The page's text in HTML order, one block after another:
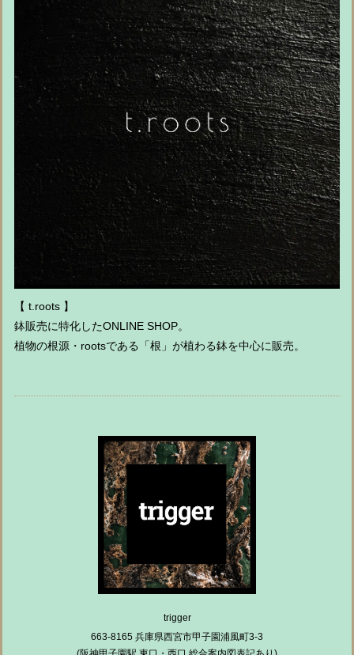
【 t.roots 】
鉢販売に特化したONLINE SHOP。
植物の根源・rootsである「根」が植わる鉢を中心に販売。
trigger
663-8165 兵庫県西宮市甲子園浦風町3-3